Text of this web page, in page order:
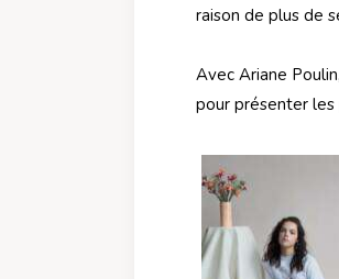
raison de plus de
Avec Ariane
pour présenter les